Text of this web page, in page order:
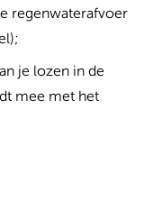
regenwaterafvoer
je lozen in de
mee met het